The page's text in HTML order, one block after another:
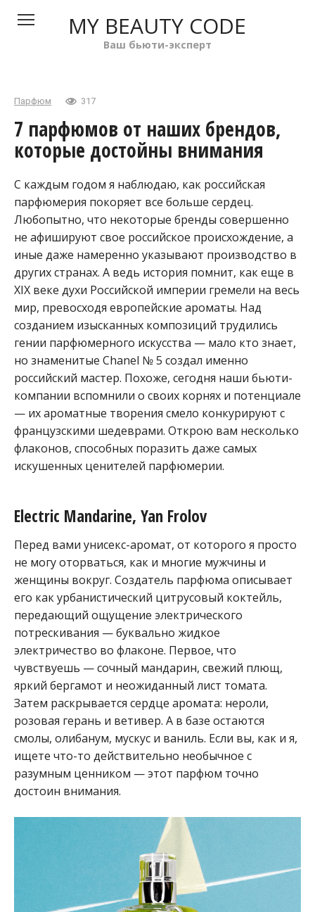
MY BEAUTY CODE
Ваш бьюти-эксперт
Парфюм 317
7 парфюмов от наших брендов,
которые достойны внимания
С каждым годом я наблюдаю, как российская
парфюмерия покоряет все больше сердец.
Любопытно, что некоторые бренды совершенно
не афишируют свое российское происхождение, а
иные даже намеренно указывают производство в
других странах. А ведь история помнит, как еще в
XIX веке духи Российской империи гремели на весь
мир, превосходя европейские ароматы. Над
созданием изысканных композиций трудились
гении парфюмерного искусства — мало кто знает,
но знаменитые Chanel № 5 создал именно
российский мастер. Похоже, сегодня наши бьюти-
компании вспомнили о своих корнях и потенциале
— их ароматные творения смело конкурируют с
французскими шедеврами. Открою вам несколько
флаконов, способных поразить даже самых
искушенных ценителей парфюмерии.
Electric Mandarine, Yan Frolov
Перед вами унисекс-аромат, от которого я просто
не могу оторваться, как и многие мужчины и
женщины вокруг. Создатель парфюма описывает
его как урбанистический цитрусовый коктейль,
передающий ощущение электрического
потрескивания — буквально жидкое
электричество во флаконе. Первое, что
чувствуешь — сочный мандарин, свежий плющ,
яркий бергамот и неожиданный лист томата.
Затем раскрывается сердце аромата: нероли,
розовая герань и ветивер. А в базе остаются
смолы, олибанум, мускус и ваниль. Если вы, как и я,
ищете что-то действительно необычное с
разумным ценником — этот парфюм точно
достоин внимания.